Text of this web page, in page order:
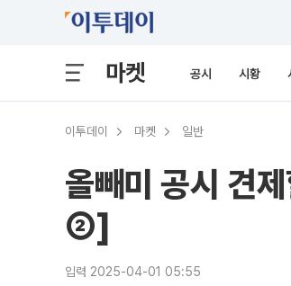
마켓 공시 시황
이투데이 마켓 일반
올빼미 공시 견
②]
입력 2025-04-01 05:55